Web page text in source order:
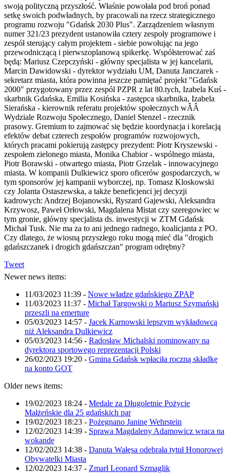
swoją polityczną przyszłość. Właśnie powołała pod broń ponad
setkę swoich podwładnych, by pracowali na rzecz strategicznego
programu rozwoju "Gdańsk 2030 Plus". Zarządzeniem własnym
numer 321/23 prezydent ustanowiła cztery zespoły programowe i
zespół sterujący całym projektem - siebie powołując na jego
przewodniczącą i pierwszoplanową spikerkę. Współsterować zaś
będą: Mariusz Czepczyński - główny specjalista w jej kancelarii,
Marcin Dawidowski - dyrektor wydziału UM, Danuta Janczarek -
sekretarz miasta, która powinna jeszcze pamiętać projekt "Gdańsk
2000" przygotowany przez zespól PZPR z lat 80.tych, Izabela Kuś -
skarbnik Gdańska, Emilia Kosińska - zastępca skarbnika, Izabela
Sierańska - kierownik referatu projektów społecznych wÂÂ
Wydziale Rozwoju Społecznego, Daniel Stenzel - rzecznik
prasowy. Gremium to zajmować się będzie koordynacja i korelacją
efektów debat czterech zespołów programów rozwojowych,
których pracami pokierują zastępcy prezydent: Piotr Kryszewski -
zespołem zielonego miasta, Monika Chabior - wspólnego miasta,
Piotr Borawski - otwartego miasta, Piotr Grzelak - innowacyjnego
miasta. W kompanii Dulkiewicz sporo oficerów gospodarczych, w
tym sponsorów jej kampanii wyborczej, np. Tomasz Kloskowski
czy Jolanta Ostaszewska, a także beneficjenci jej decyzji
kadrowych: Andrzej Bojanowski, Ryszard Gajewski, Aleksandra
Krzywosz, Paweł Orłowski, Magdalena Mistat czy szeregowiec w
tym gronie, główny specjalista ds. inwestycji w ZTM Gdańsk
Michał Tusk. Nie ma za to ani jednego radnego, koalicjanta z PO.
Czy dlatego, że wiosną przyszłego roku mogą mieć dla "drogich
gdańszczanek i drogich gdańszczan" program odrębny?
Tweet
Newer news items:
11/03/2023 11:39 - Nowe władze gdańskiego ZPAP
11/03/2023 11:37 - Michał Targowski o Mariusz Szymański
przeszli na emerturę
05/03/2023 14:57 - Jacek Karnowski lepszym wykładowcą
niż Aleksandra Dulkiewicz
05/03/2023 14:56 - Radosław Michalski nominowany na
dyrektora sportowego reprezentacji Polski
26/02/2023 19:20 - Gmina Gdańsk wpłaciła roczną składkę
na konto GOT
Older news items:
19/02/2023 18:24 - Medale za Długoletnie Pożycie
Małżeńskie dla 25 gdańskich par
19/02/2023 18:23 - Pożegnano Janinę Wehrstein
12/02/2023 14:39 - Sprawa Magdaleny Adamowicz wraca na
wokandę
12/02/2023 14:38 - Danuta Wałęsa odebrała tytuł Honorowej
Obywatelki Miasta
12/02/2023 14:37 - Zmarł Leonard Szmaglik